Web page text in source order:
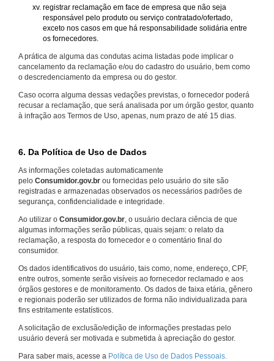
registrar reclamação em face de empresa que não seja
responsável pelo produto ou serviço contratado/ofertado,
exceto nos casos em que há responsabilidade solidária entre
os fornecedores.
A prática de alguma das condutas acima listadas pode implicar o
cancelamento da reclamação e/ou do cadastro do usuário, bem como
o descredenciamento da empresa ou do gestor.
Caso ocorra alguma dessas vedações previstas, o fornecedor poderá
recusar a reclamação, que será analisada por um órgão gestor, quanto
à infração aos Termos de Uso, apenas, num prazo de até 15 dias.
6. Da Política de Uso de Dados
As informações coletadas automaticamente
pelo Consumidor.gov.br ou fornecidas pelo usuário do site são
registradas e armazenadas observados os necessários padrões de
segurança, confidencialidade e integridade.
Ao utilizar o Consumidor.gov.br , o usuário declara ciência de que
algumas informações serão públicas, quais sejam: o relato da
reclamação, a resposta do fornecedor e o comentário final do
consumidor.
Os dados identificativos do usuário, tais como, nome, endereço, CPF,
entre outros, somente serão visíveis ao fornecedor reclamado e aos
órgãos gestores e de monitoramento. Os dados de faixa etária, gênero
e regionais poderão ser utilizados de forma não individualizada para
fins estritamente estatísticos.
A solicitação de exclusão/edição de informações prestadas pelo
usuário deverá ser motivada e submetida à apreciação do gestor.
Para saber mais, acesse a Política de Uso de Dados Pessoais.